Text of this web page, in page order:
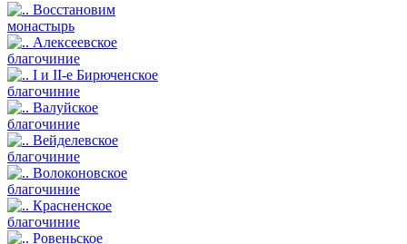
Восстановим
монастырь
Алексеевское
благочиние
I и II-е Бирюченское
благочиние
Валуйское
благочиние
Вейделевское
благочиние
Волоконовское
благочиние
Красненское
благочиние
Ровеньское